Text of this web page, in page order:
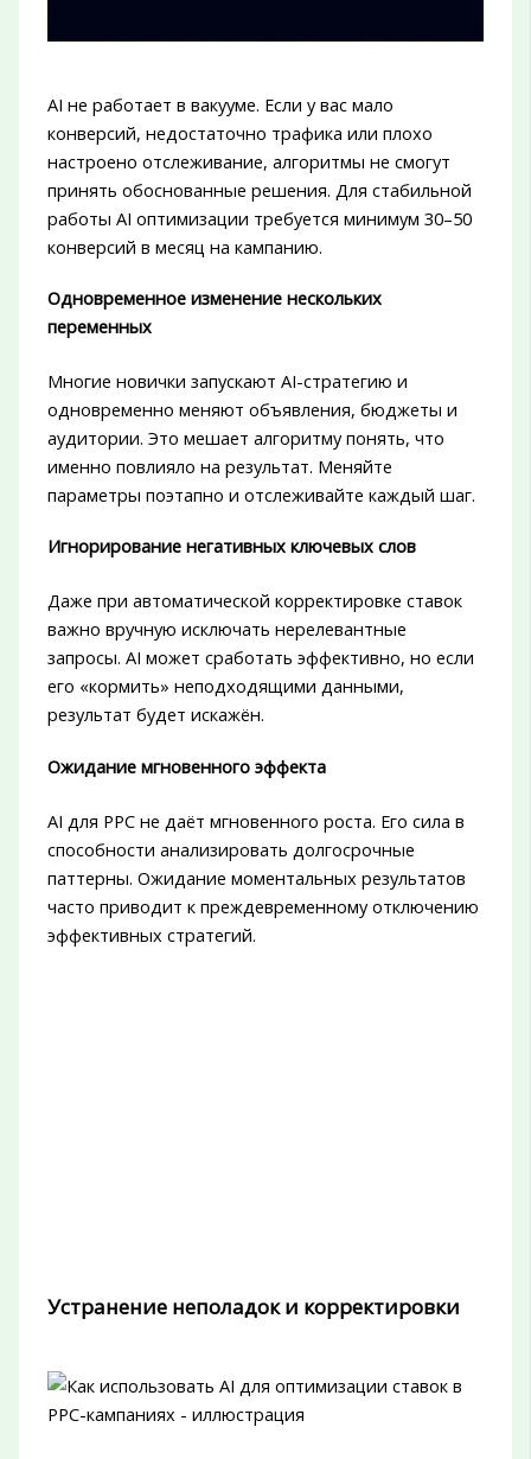
AI не работает в вакууме. Если у вас мало
конверсий, недостаточно трафика или плохо
настроено отслеживание, алгоритмы не смогут
принять обоснованные решения. Для стабильной
работы AI оптимизации требуется минимум 30–50
конверсий в месяц на кампанию.
Одновременное изменение нескольких
переменных
Многие новички запускают AI-стратегию и
одновременно меняют объявления, бюджеты и
аудитории. Это мешает алгоритму понять, что
именно повлияло на результат. Меняйте
параметры поэтапно и отслеживайте каждый шаг.
Игнорирование негативных ключевых слов
Даже при автоматической корректировке ставок
важно вручную исключать нерелевантные
запросы. AI может сработать эффективно, но если
его «кормить» неподходящими данными,
результат будет искажён.
Ожидание мгновенного эффекта
AI для PPC не даёт мгновенного роста. Его сила в
способности анализировать долгосрочные
паттерны. Ожидание моментальных результатов
часто приводит к преждевременному отключению
эффективных стратегий.
Устранение неполадок и корректировки